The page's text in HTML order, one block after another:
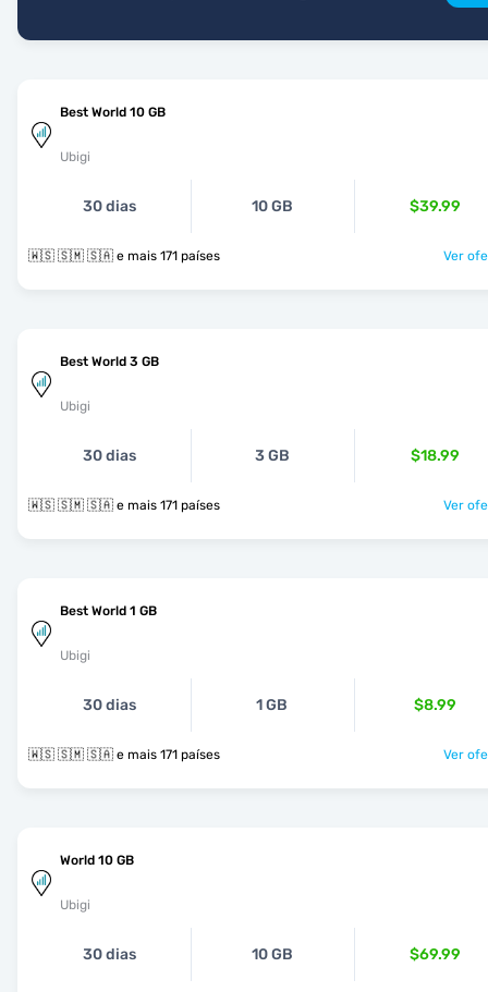
Best World 10 GB
Ubigi
30 dias 10 GB $39.99
🇼🇸 🇸🇲 🇸🇦 e mais 171 países Ver
Best World 3 GB
Ubigi
30 dias 3 GB $18.99
🇼🇸 🇸🇲 🇸🇦 e mais 171 países Ver
Best World 1 GB
Ubigi
30 dias 1 GB $8.99
🇼🇸 🇸🇲 🇸🇦 e mais 171 países Ver
World 10 GB
Ubigi
30 dias 10 GB $69.99